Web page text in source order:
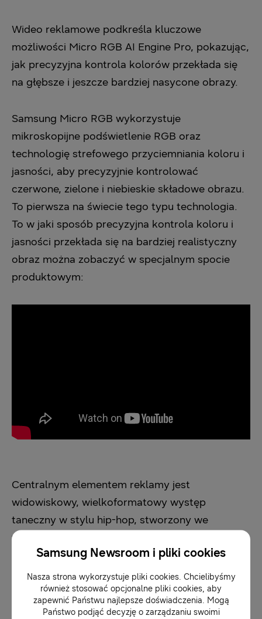
Wideo reklamowe podkreśla kluczowe
możliwości Micro RGB AI Engine Pro, pokazując,
jak precyzyjna kontrola kolorów przekłada się
na głębsze i jeszcze bardziej nasycone obrazy.
Samsung Micro RGB wykorzystuje
mikroskopijne podświetlenie RGB oraz
technologię strefowego przyciemniania koloru i
jasności, aby precyzyjnie kontrolować
czerwone, zielone i niebieskie składowe obrazu.
To pierwsza na świecie tego typu technologia.
To w jaki sposób precyzyjna kontrola koloru i
jasności przekłada się na bardziej realistyczny
obraz można zobaczyć w specjalnym spocie
produktowym:
Centralnym elementem reklamy jest
widowiskowy, wielkoformatowy występ
taneczny w stylu hip-hop, stworzony we
współpracy ze znanym choreografem Sergio
Reisem. Materiał wizualnie ożywia ogromną
liczbę czerwonych, zielonych i niebieskich
podświetleń Micro RGB oraz AI, która nimi
steruje i wzmacnia je wtedy, gdy kolory w
Samsung Newsroom i pliki cookies
Nasza strona wykorzystuje pliki cookies. Chcielibyśmy
również stosować opcjonalne pliki cookies, aby
zapewnić Państwu najlepsze doświadczenia. Mogą
Państwo podjąć decyzję o zarządzaniu swoimi